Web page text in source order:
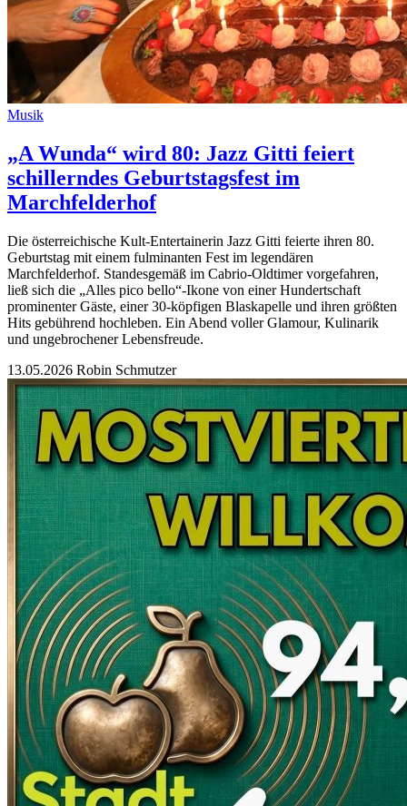
Musik
„A Wunda“ wird 80: Jazz Gitti feiert
schillerndes Geburtstagsfest im
Marchfelderhof
Die österreichische Kult-Entertainerin Jazz Gitti feierte ihren 80.
Geburtstag mit einem fulminanten Fest im legendären
Marchfelderhof. Standesgemäß im Cabrio-Oldtimer vorgefahren,
ließ sich die „Alles pico bello“-Ikone von einer Hundertschaft
prominenter Gäste, einer 30-köpfigen Blaskapelle und ihren größten
Hits gebührend hochleben. Ein Abend voller Glamour, Kulinarik
und ungebrochener Lebensfreude.
13.05.2026 Robin Schmutzer